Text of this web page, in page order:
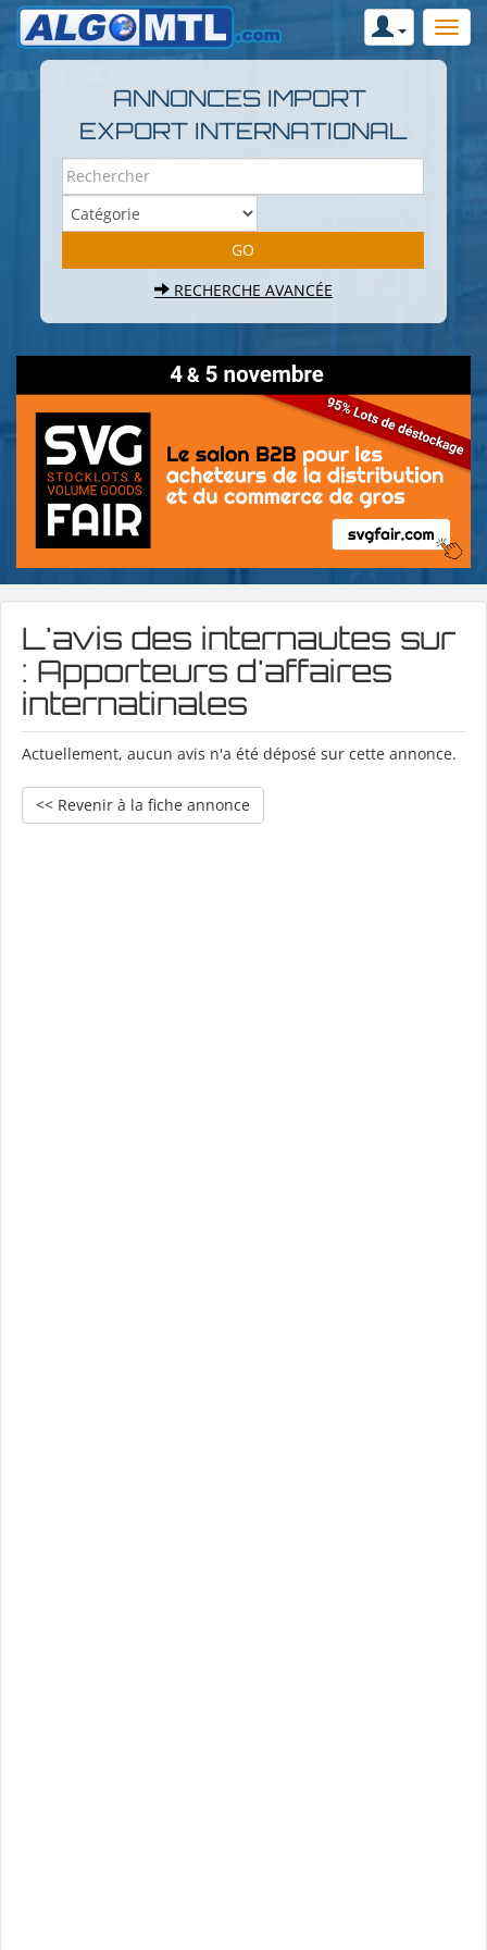
ANNONCES IMPORT
EXPORT INTERNATIONAL
RECHERCHE AVANCÉE
L'avis des internautes sur
: Apporteurs d'affaires
internatinales
Actuellement, aucun avis n'a été déposé sur cette annonce.
<< Revenir à la fiche annonce